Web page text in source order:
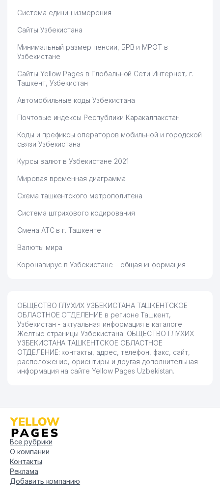
Система единиц измерения
Сайты Узбекистана
Минимальный размер пенсии, БРВ и МРОТ в
Узбекистане
Сайты Yellow Pages в Глобальной Сети Интернет, г.
Ташкент, Узбекистан
Автомобильные коды Узбекистана
Почтовые индексы Республики Каракалпакстан
Коды и префиксы операторов мобильной и городской
связи Узбекистана
Курсы валют в Узбекистане 2021
Мировая временная диаграмма
Схема ташкентского метрополитена
Система штрихового кодирования
Смена АТС в г. Ташкенте
Валюты мира
Коронавирус в Узбекистане – общая информация
ОБЩЕСТВО ГЛУХИХ УЗБЕКИСТАНА ТАШКЕНТСКОЕ
ОБЛАСТНОЕ ОТДЕЛЕНИЕ в регионе Ташкент,
Узбекистан - актуальная информация в каталоге
Желтые страницы Узбекистана. ОБЩЕСТВО ГЛУХИХ
УЗБЕКИСТАНА ТАШКЕНТСКОЕ ОБЛАСТНОЕ
ОТДЕЛЕНИЕ: контакты, адрес, телефон, факс, сайт,
расположение, ориентиры и другая дополнительная
информация на сайте Yellow Pages Uzbekistan.
Все рубрики
О компании
Контакты
Реклама
Добавить компанию